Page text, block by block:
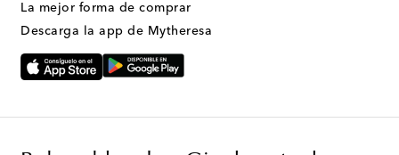
La mejor forma de comprar
Descarga la app de Mytheresa